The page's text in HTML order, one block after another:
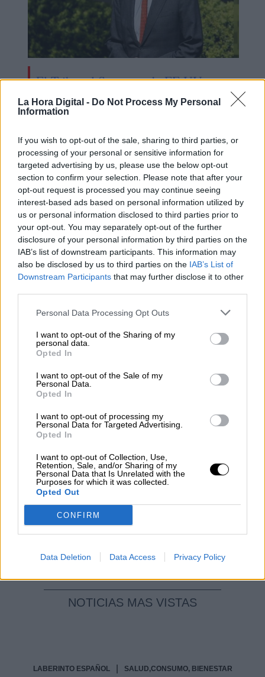
La Hora Digital - Do Not Process My Personal
Information
If you wish to opt-out of the sale, sharing to third parties, or
processing of your personal or sensitive information for
targeted advertising by us, please use the below opt-out
section to confirm your selection. Please note that after your
opt-out request is processed you may continue seeing
interest-based ads based on personal information utilized by
us or personal information disclosed to third parties prior to
your opt-out. You may separately opt-out of the further
disclosure of your personal information by third parties on the
IAB’s list of downstream participants. This information may
also be disclosed by us to third parties on the IAB’s List of
Downstream Participants that may further disclose it to other
Personal Data Processing Opt Outs
I want to opt-out of the Sharing of my
personal data.
Opted In
I want to opt-out of the Sale of my
Personal Data.
Opted In
I want to opt-out of processing my
Personal Data for Targeted Advertising.
Opted In
I want to opt-out of Collection, Use,
Retention, Sale, and/or Sharing of my
Personal Data that Is Unrelated with the
Purposes for which it was collected.
Opted Out
CONFIRM
Data Deletion Data Access Privacy Policy
El Tribunal Supremo de EE.UU.
podría tener a su primera jueza
afroamericana
OPINIONES DIVERSAS
¿La ciudadanía de Occidente
es consciente del riesgo de
una tercera guerra mundial?
Por Álvaro Frutos Rosado y Gabinete
Geopolítica de Crisis
Votantes y votados
El Conflicto de Oriente Medio:
Un Nuevo Orden Autoritario
Por Álvaro Frutos Rosado y Gabinete
Geopolítica de Crisis
Reconquista leonesa
Por Carlos Miranda
Clara Campoamor: Mi sueño,
mi pesadilla
NOTICIAS MAS VISTAS
LABERINTO ESPAÑOL SALUD,CONSUMO, BIENESTAR